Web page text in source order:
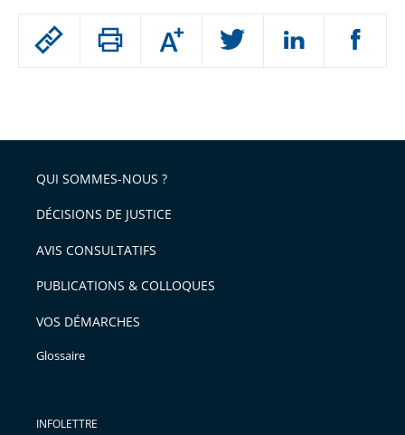
Passer
arriver
après
Augmenter
ou
l'article
pour
avant
QUI SOMMES-NOUS ?
DÉCISIONS DE JUSTICE
AVIS CONSULTATIFS
PUBLICATIONS & COLLOQUES
VOS DÉMARCHES
Glossaire
INFOLETTRE